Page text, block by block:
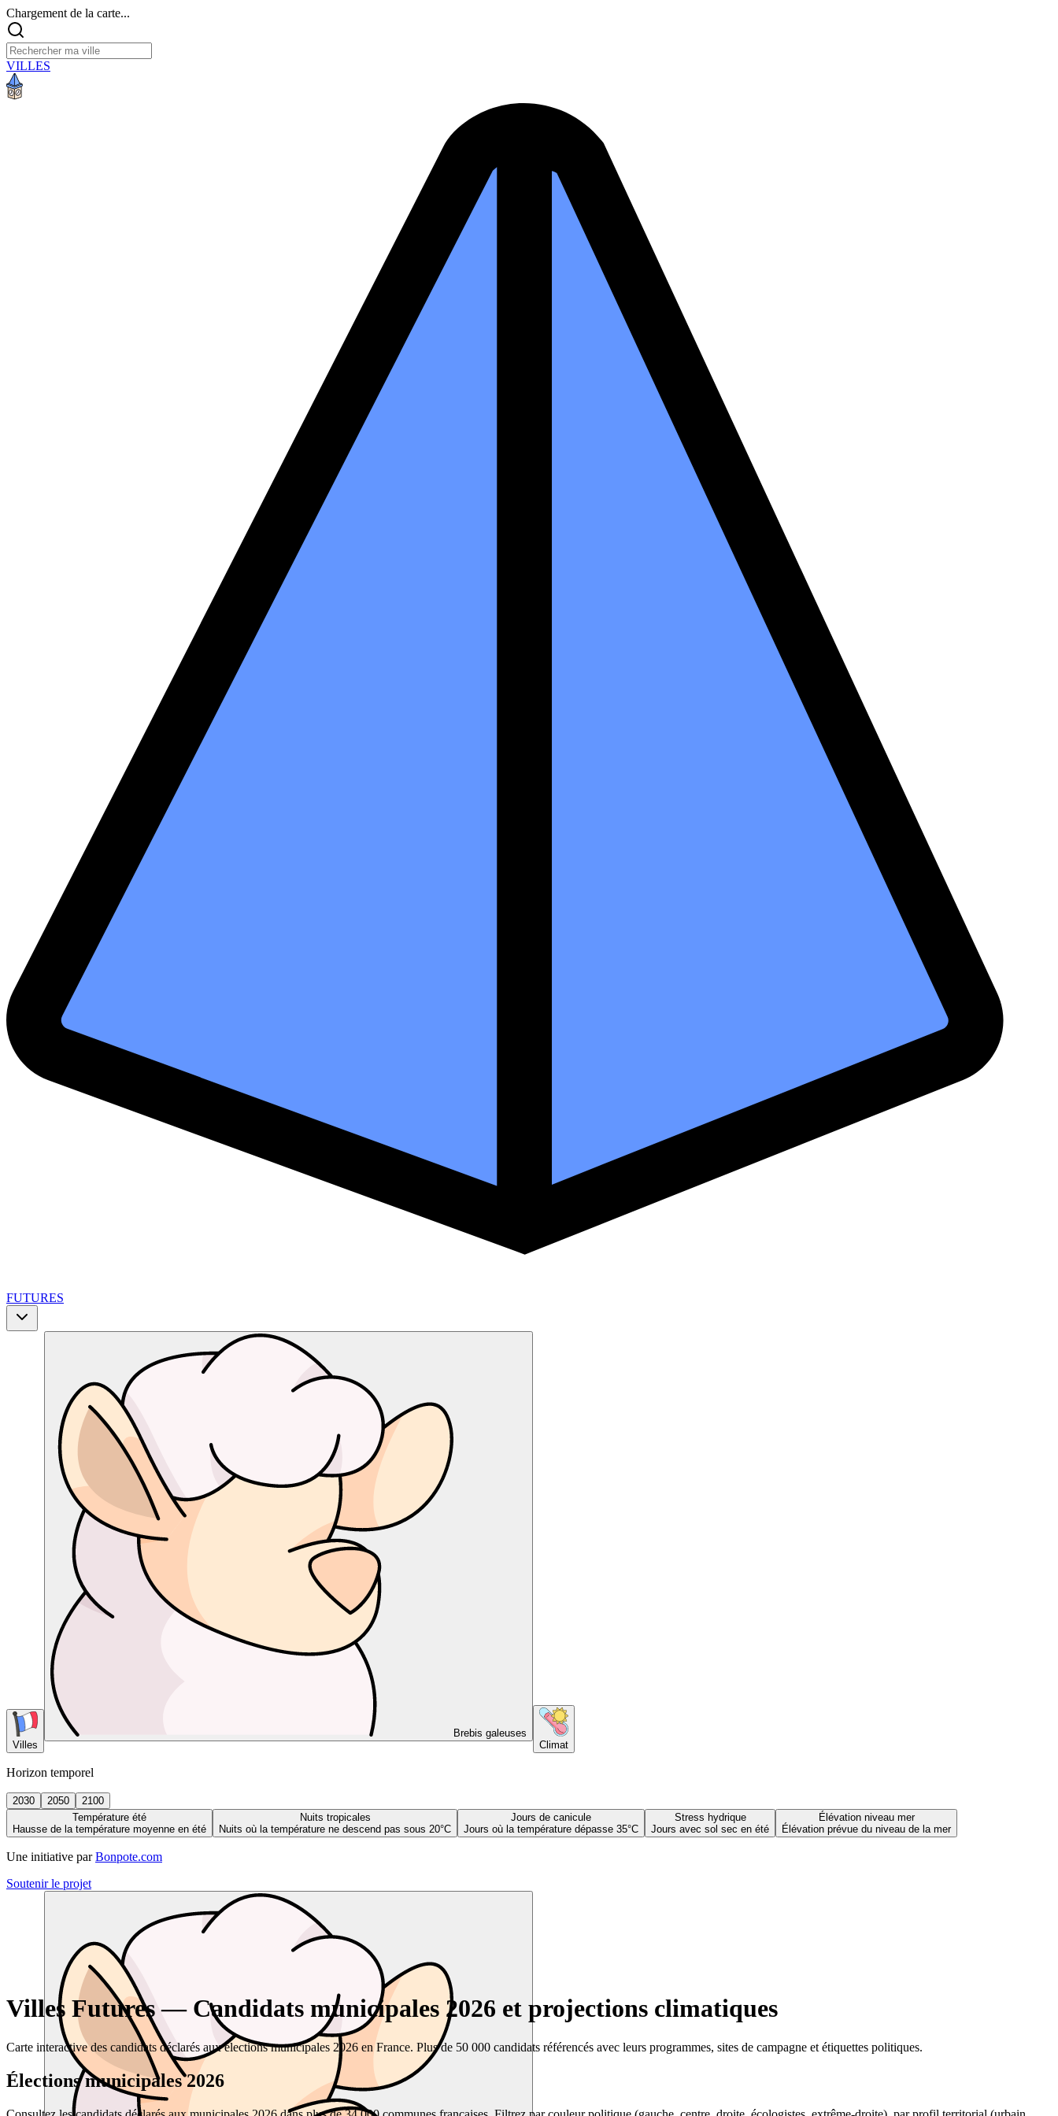
Chargement de la carte...
VILLES
FUTURES
Villes
Brebis galeuses
Climat
Horizon temporel
2030 2050
2100
Température été
Hausse de la température moyenne en été
Nuits tropicales
Nuits où la température ne descend pas sous 20°C
Jours de canicule
Jours où la température dépasse 35°C
Stress hydrique
Jours avec sol sec en été
Élévation niveau mer
Élévation prévue du niveau de la mer
Une initiative par Bonpote.com
Soutenir le projet
Villes Futures — Candidats municipales 2026 et projections climatiques
Carte interactive des candidats déclarés aux élections municipales 2026 en France. Plus de 50 000 candidats référencés avec leurs programmes, sites de campagne et étiquettes politiques.
Élections municipales 2026